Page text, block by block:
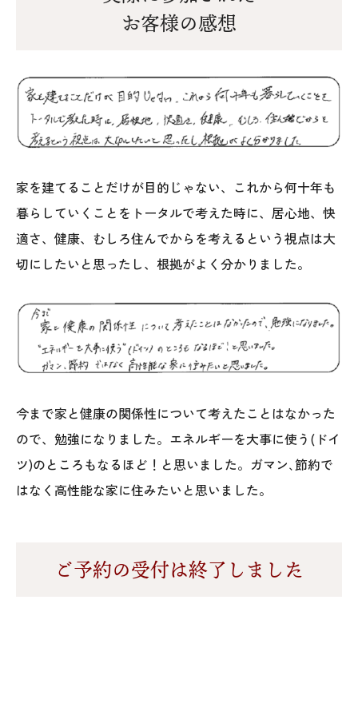
お客様の感想
家を建てることだけが目的じゃない、これから何十年も
暮らしていくことをトータルで考えた時に、居心地、快
適さ、健康、むしろ住んでからを考えるという視点は大
切にしたいと思ったし、根拠がよく分かりました。
今まで家と健康の関係性について考えたことはなかった
ので、勉強になりました。エネルギーを大事に使う(ドイ
ツ)のところもなるほど！と思いました。ガマン､節約で
はなく高性能な家に住みたいと思いました。
ご予約の受付は終了しました